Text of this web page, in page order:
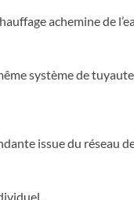
achemine de
système de
issue du réseau